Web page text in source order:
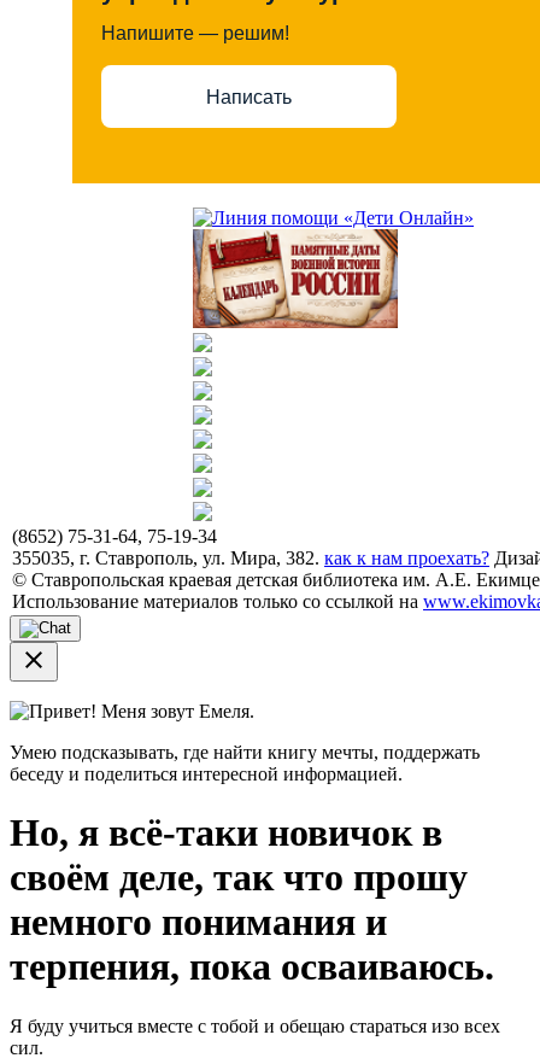
Напишите — решим!
Написать
(8652) 75-31-64, 75-19-34
355035, г. Ставрополь, ул. Мира, 382. как к нам проехать?
© Ставропольская краевая детская библиотека им. А.Е.
Использование материалов только со ссылкой на
close
Привет! Меня зовут Емеля.
Умею подсказывать, где найти книгу мечты, поддержать
беседу и поделиться интересной информацией.
Но, я всё-таки новичок в
своём деле, так что прошу
немного понимания и
терпения, пока осваиваюсь.
Я буду учиться вместе с тобой и обещаю стараться изо всех
сил.